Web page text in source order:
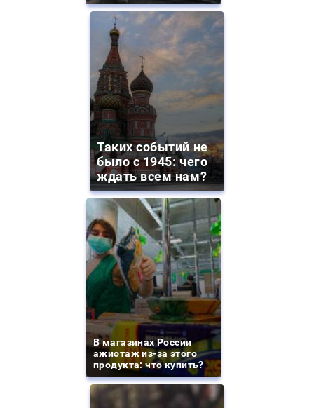
Таких событий не
было с 1945: чего
ждать всем нам?
В магазинах России
ажиотаж из-за этого
продукта: что купить?